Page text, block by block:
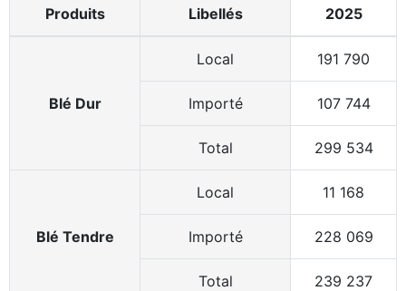
Produits Libellés 2025
Blé Dur
Local 191 790
Importé 107 744
Total 299 534
Blé Tendre
Local 11 168
Importé 228 069
Total 239 237
Produits Libellés
Blé Dur
Local
Importé
Total
Blé Tendre
Local
Importé
Total